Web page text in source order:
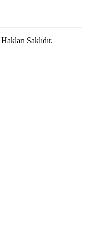
Saklıdır.